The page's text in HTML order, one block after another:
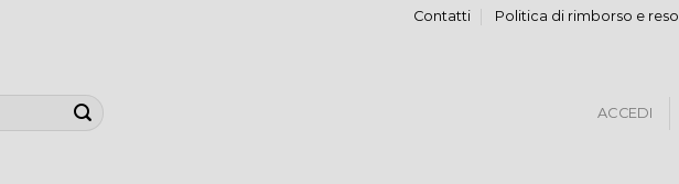
Contatti Politica di rimborso e reso
ACCEDI